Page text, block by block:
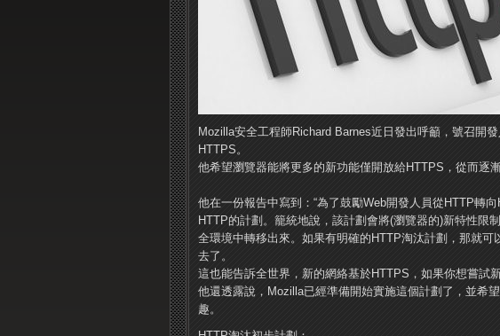
Mozilla安全工程師Richard Barnes近日發出呼籲，號召開
HTTPS。
他希望瀏覽器能將更多的新功能僅開放給HTTPS，從而逐
他在一份報告中寫到：“為了鼓勵Web開發人員從HTTP轉
HTTP的計劃。籠統地說，該計劃會將(瀏覽器的)新特性限
全環境中轉移出來。如果有明確的HTTP淘汰計劃，那就
去了。
這也能告訴全世界，新的網絡基於HTTPS，如果你想嘗試
他還透露說，Mozilla已經準備開始實施這個計劃了，並希
趣。